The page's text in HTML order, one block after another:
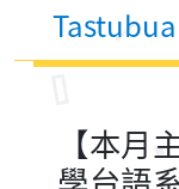
【本月